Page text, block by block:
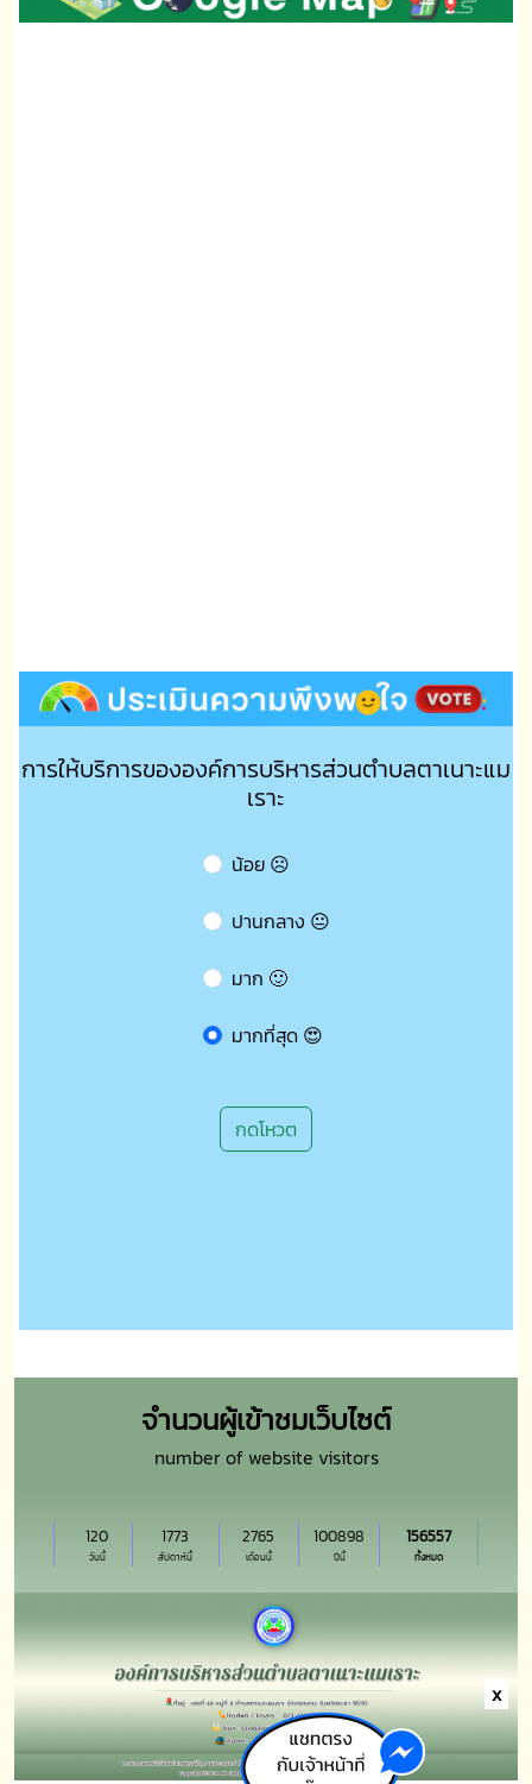
การให้บริการขององค์การบริหารส่วนตำบลตาเนาะแม
เราะ
น้อย ☹️
ปานกลาง 😐
มาก 🙂
มากที่สุด 😍
กดโหวต
x
จำนวนผู้เข้าชมเว็บไซต์
number of website visitors
วันนี้
120
สัปดาห์นี้
1773
เดือนนี้
2765
ปีนี้
100898
ทั้งหมด
156557